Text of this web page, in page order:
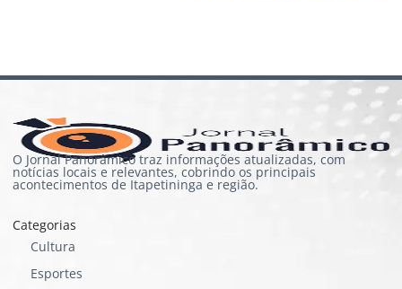
O Jornal Panorâmico traz informações atualizadas, com
notícias locais e relevantes, cobrindo os principais
acontecimentos de Itapetininga e região.
Categorias
Cultura
Esportes